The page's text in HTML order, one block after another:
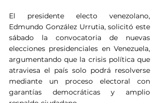
El presidente electo venezolano,
Edmundo González Urrutia, solicitó este
sábado la convocatoria de nuevas
elecciones presidenciales en Venezuela,
argumentando que la crisis política que
atraviesa el país solo podrá resolverse
mediante un proceso electoral con
garantías democráticas y amplio